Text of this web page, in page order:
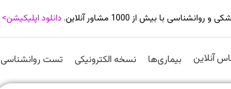
روانشناسی با بیش از 1000 مشاور آنلاین. دانلود اپلیکیشن>
آنلاین بیماری‌ها نسخه الکترونیکی تست روانشناسی